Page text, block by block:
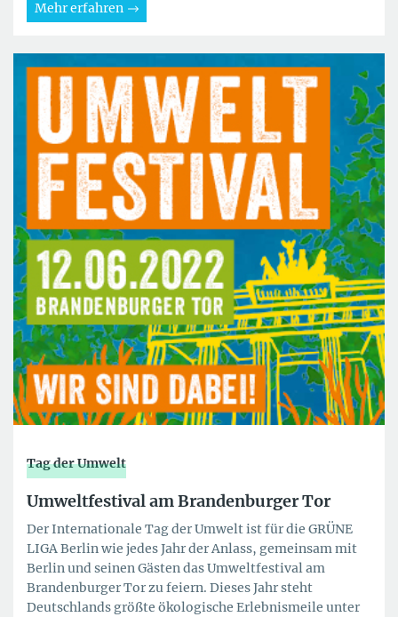
Mehr erfahren
Tag der Umwelt
Umweltfestival am Brandenburger Tor
Der Internationale Tag der Umwelt ist für die GRÜNE
LIGA Berlin wie jedes Jahr der Anlass, gemeinsam mit
Berlin und seinen Gästen das Umweltfestival am
Brandenburger Tor zu feiern. Dieses Jahr steht
Deutschlands größte ökologische Erlebnismeile unter